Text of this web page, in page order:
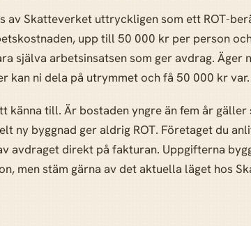
av Skatteverket uttryckligen som ett ROT-
upp till 50 000 kr per person
själva arbetsinsatsen som ger avdrag. Äger
kan ni dela på utrymmet och få 50 000 kr var.
känna till. Är bostaden yngre än fem år
ny byggnad ger aldrig ROT. Företaget du
avdraget direkt på fakturan. Uppgifterna
men stäm gärna av det aktuella läget hos